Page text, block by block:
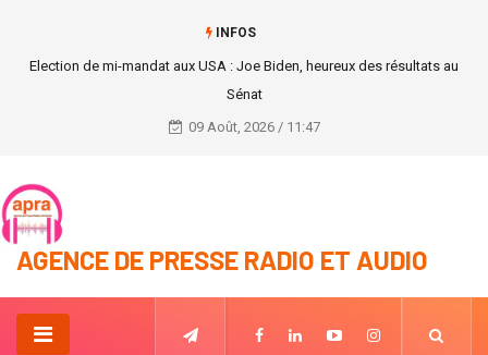
INFOS
Election de mi-mandat aux USA : Joe Biden, heureux des résultats au
Sénat
09 Août, 2026 / 11:47
AGENCE DE PRESSE RADIO ET AUDIO